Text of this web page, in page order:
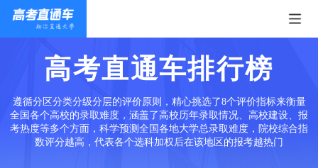
高考直通车排行榜
遵循分区分类分级分层的评价原则，精心挑选了8个评价指标来衡量
全国各个高校的录取难度，涵盖了高校历年录取情况、高校建设、报
考热度等多个方面，科学预测全国各地大学总录取难度，院校综合指
数评分越高，代表各个选科加权后在该地区的报考越热门